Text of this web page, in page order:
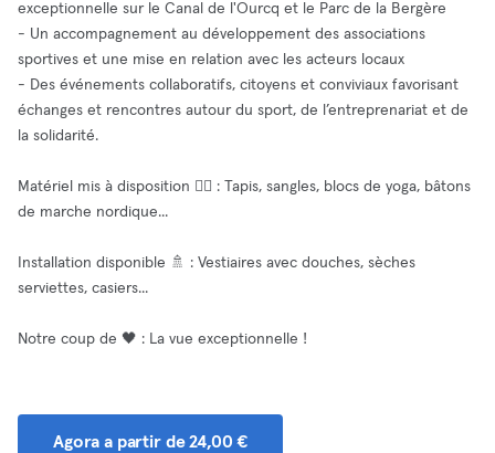
exceptionnelle sur le Canal de l'Ourcq et le Parc de la Bergère
- Un accompagnement au développement des associations
sportives et une mise en relation avec les acteurs locaux
- Des événements collaboratifs, citoyens et conviviaux favorisant
échanges et rencontres autour du sport, de l’entreprenariat et de
la solidarité.
Matériel mis à disposition 🧘‍♂️ : Tapis, sangles, blocs de yoga, bâtons
de marche nordique...
Installation disponible 🚿 : Vestiaires avec douches, sèches
serviettes, casiers...
Notre coup de 🖤 : La vue exceptionnelle !
Agora a partir de 24,00 €